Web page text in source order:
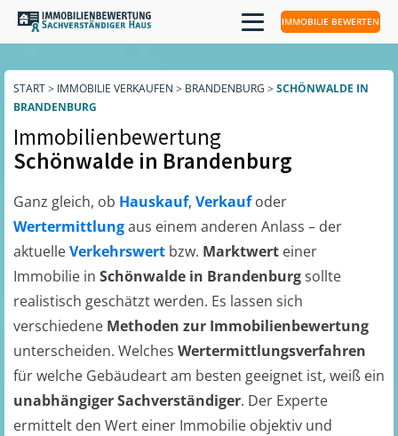
IMMOBILIE BEWERTEN
START> IMMOBILIE VERKAUFEN > BRANDENBURG > SCHÖNWALDE IN
BRANDENBURG
Immobilienbewertung
Schönwalde in Brandenburg
Ganz gleich, ob Hauskauf, Verkaufoder
Wertermittlungaus einem anderen Anlass – der
aktuelleVerkehrswert bzw. Marktwert einer
Immobilie in Schönwalde in Brandenburgsollte
realistisch geschätzt werden. Es lassen sich
verschiedene Methoden zur Immobilienbewertung
unterscheiden. Welches Wertermittlungsverfahren
für welche Gebäudeart am besten geeignet ist, weiß ein
unabhängiger Sachverständiger. Der Experte
ermittelt den Wert einer Immobilie objektiv und